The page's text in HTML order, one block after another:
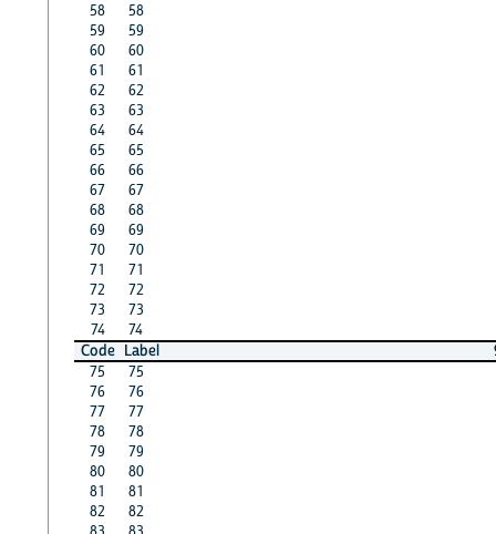
58
58
59
59
60
60
61
61
62
62
63
63
64
64
65
65
66
66
67
67
68
68
69
69
70
70
71
71
72
72
73
73
74
74
Code Label
75
75
76
76
77
77
78
78
79
79
80
80
81
81
82
82